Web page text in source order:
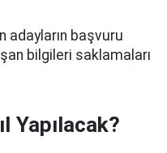
adayların başvuru
bilgileri saklamaları
Yapılacak?